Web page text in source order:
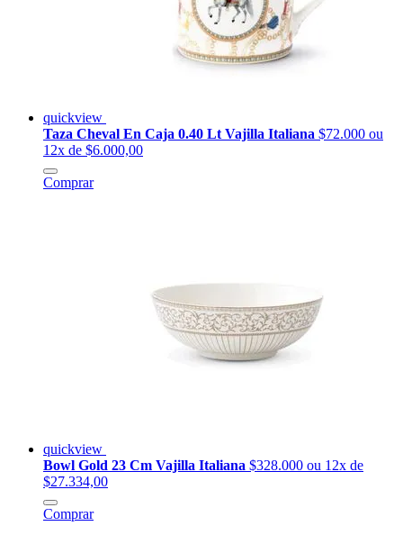
quickview
Taza Cheval En Caja 0.40 Lt Vajilla Italiana $72.000 ou
12x de $6.000,00
Comprar
quickview
Bowl Gold 23 Cm Vajilla Italiana $328.000 ou 12x de
$27.334,00
Comprar